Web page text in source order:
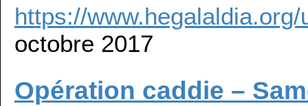
https://
octobre 2017
Opération caddie –